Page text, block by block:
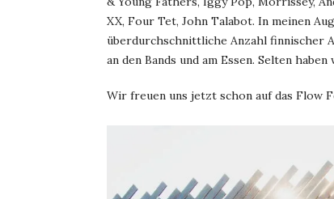
XX, Four Tet, John Talabot. In meinen
überdurchschnittliche Anzahl finnischer
an den Bands und am Essen. Selten
Wir freuen uns jetzt schon auf das Flow